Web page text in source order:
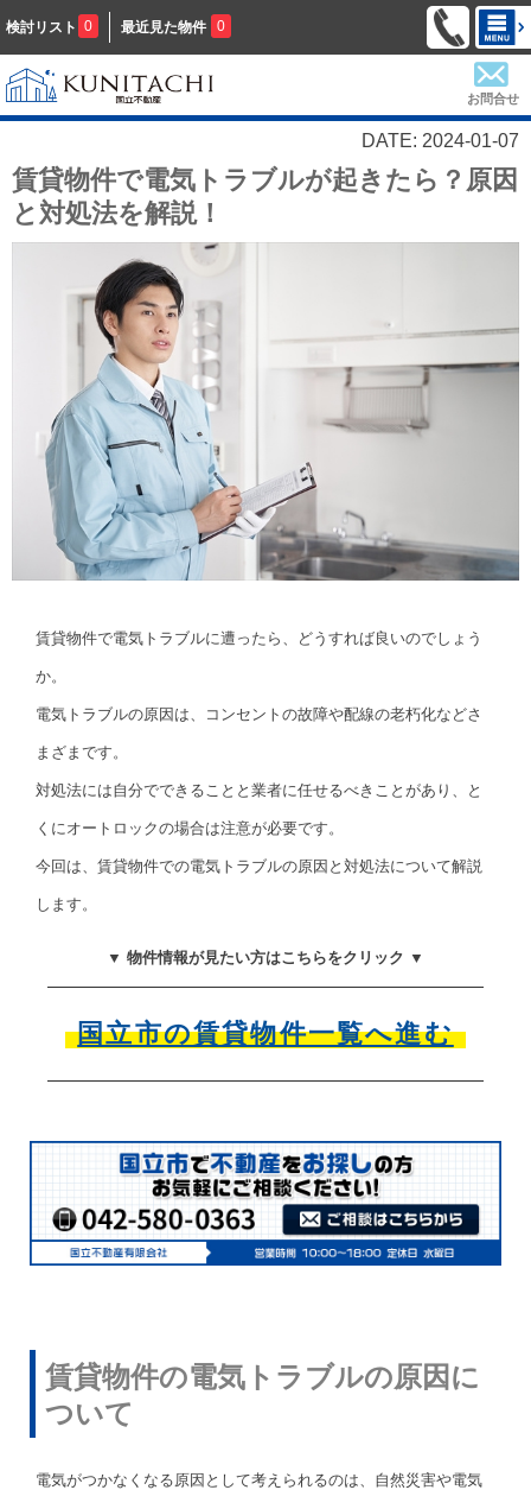
検討リスト 0 最近見た物件 0
お問合せ
DATE: 2024-01-07
賃貸物件で電気トラブルが起きたら？原因
と対処法を解説！
賃貸物件で電気トラブルに遭ったら、どうすれば良いのでしょう
か。
電気トラブルの原因は、コンセントの故障や配線の老朽化などさ
まざまです。
対処法には自分でできることと業者に任せるべきことがあり、と
くにオートロックの場合は注意が必要です。
今回は、賃貸物件での電気トラブルの原因と対処法について解説
します。
▼ 物件情報が見たい方はこちらをクリック ▼
国立市の賃貸物件一覧へ進む
賃貸物件の電気トラブルの原因に
ついて
電気がつかなくなる原因として考えられるのは、自然災害や電気